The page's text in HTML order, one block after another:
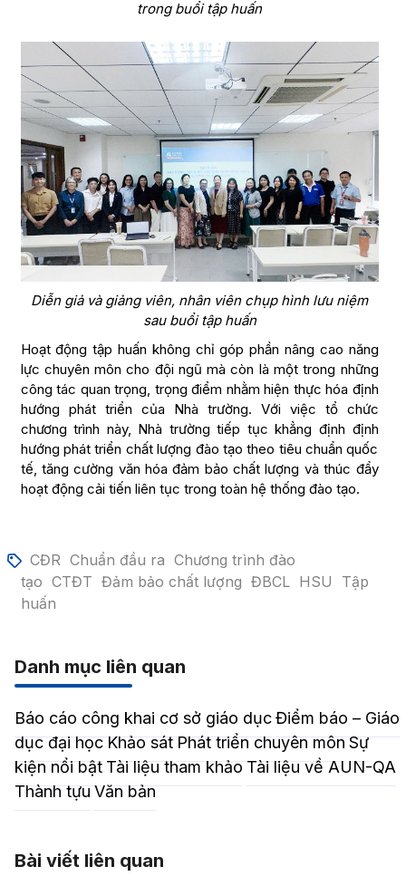
trong buổi tập huấn
Diễn giả và giảng viên, nhân viên chụp hình lưu niệm
sau buổi tập huấn
Hoạt động tập huấn không chỉ góp phần nâng cao năng
lực chuyên môn cho đội ngũ mà còn là một trong những
công tác quan trọng, trọng điểm nhằm hiện thực hóa định
hướng phát triển của Nhà trường. Với việc tổ chức
chương trình này, Nhà trường tiếp tục khẳng định định
hướng phát triển chất lượng đào tạo theo tiêu chuẩn quốc
tế, tăng cường văn hóa đảm bảo chất lượng và thúc đẩy
hoạt động cải tiến liên tục trong toàn hệ thống đào tạo.
CĐR Chuẩn đầu ra Chương trình đào
tạo CTĐT Đảm bảo chất lượng ĐBCL HSU
Tập
huấn
Danh mục liên quan
Báo cáo công khai cơ sở giáo dục Điểm báo – Giáo
dục đại họcKhảo sátPhát triển chuyên mônSự
kiện nổi bật Tài liệu tham khảoTài liệu về AUN-QA
Thành tựuVăn bản
Bài viết liên quan